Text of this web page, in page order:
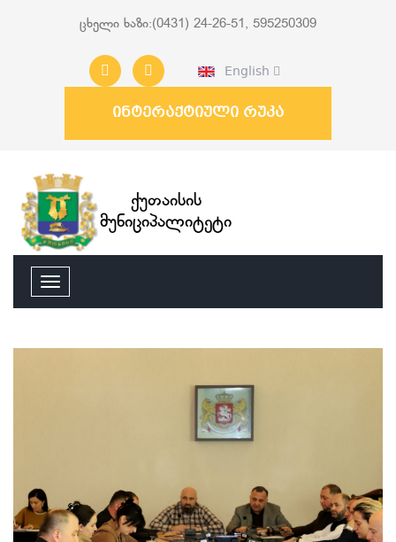
ცხელი ხაზი:(0431) 24-26-51, 595250309
English
ინტერაქტიული რუკა
ქუთაისის
მუნიციპალიტეტი